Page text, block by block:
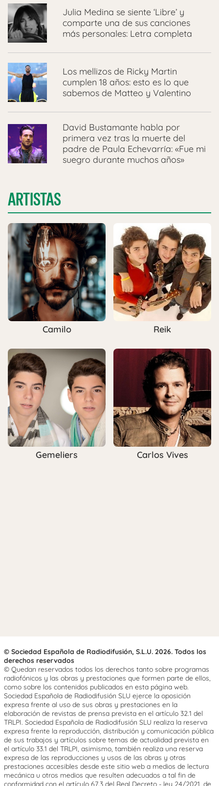
Julia Medina se siente ‘Libre’ y
comparte una de sus canciones
más personales: Letra completa
Los mellizos de Ricky Martin
cumplen 18 años: esto es lo que
sabemos de Matteo y Valentino
David Bustamante habla por
primera vez tras la muerte del
padre de Paula Echevarría: «Fue mi
suegro durante muchos años»
ARTISTAS
Camilo Reik
Gemeliers Carlos Vives
© Sociedad Española de Radiodifusión, S.L.U. 2026. Todos los
derechos reservados
© Quedan reservados todos los derechos tanto sobre programas
radiofónicos y las obras y prestaciones que formen parte de ellos,
como sobre los contenidos publicados en esta página web.
Sociedad Española de Radiodifusión SLU ejerce la oposición
expresa frente al uso de sus obras y prestaciones en la
elaboración de revistas de prensa prevista en el artículo 32.1 del
TRLPI. Sociedad Española de Radiodifusión SLU realiza la reserva
expresa frente la reproducción, distribución y comunicación pública
de sus trabajos y artículos sobre temas de actualidad prevista en
el artículo 33.1 del TRLPI, asimismo, también realiza una reserva
expresa de las reproducciones y usos de las obras y otras
prestaciones accesibles desde este sitio web a medios de lectura
mecánica u otros medios que resulten adecuados a tal fin de
conformidad con el artículo 67.3 del Real Decreto - ley 24/2021, de